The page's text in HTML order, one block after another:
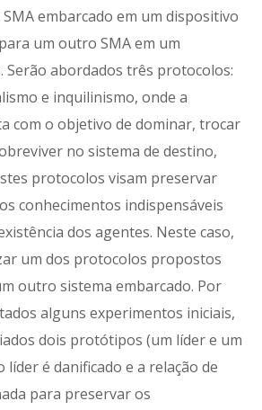
embarcado em um dispositivo
um outro SMA em um
abordados três protocolos:
e inquilinismo, onde a
com o objetivo de dominar, trocar
no sistema de destino,
protocolos visam preservar
conhecimentos indispensáveis
dos agentes. Neste caso,
um dos protocolos propostos
outro sistema embarcado. Por
alguns experimentos iniciais,
dois protótipos (um líder e um
líder é danificado e a relação de
para preservar os